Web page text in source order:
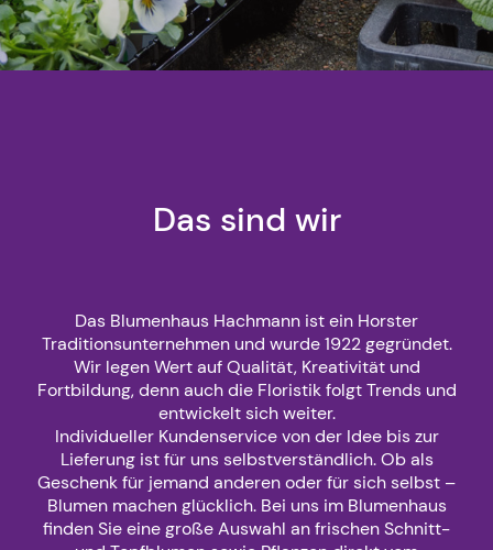
Das sind wir
Das Blumenhaus Hachmann ist ein Horster
Traditionsunternehmen und wurde 1922 gegründet.
Wir legen Wert auf Qualität, Kreativität und
Fortbildung, denn auch die Floristik folgt Trends und
entwickelt sich weiter.
Individueller Kundenservice von der Idee bis zur
Lieferung ist für uns selbstverständlich. Ob als
Geschenk für jemand anderen oder für sich selbst –
Blumen machen glücklich. Bei uns im Blumenhaus
finden Sie eine große Auswahl an frischen Schnitt-